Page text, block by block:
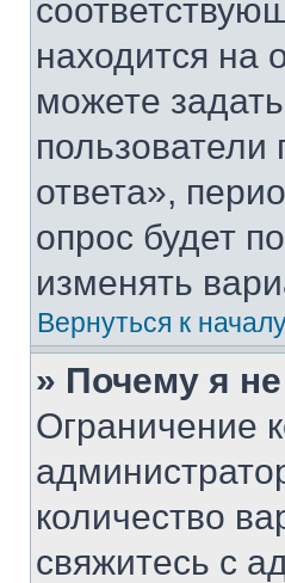
находится на
можете
ответа»,
опрос будет
изменять
Вернуться к
» Почему я
Ограничение
количество
свяжитесь с